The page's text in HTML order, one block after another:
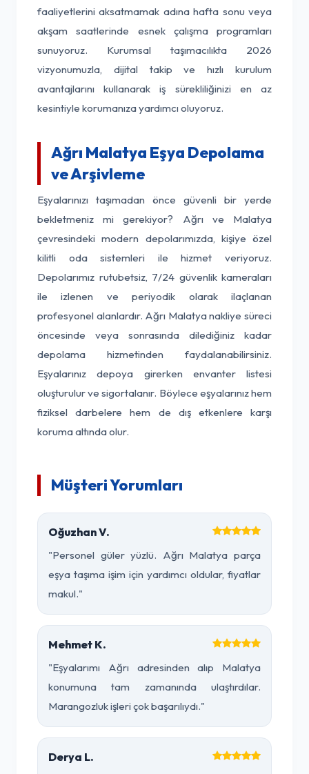
faaliyetlerini aksatmamak adına hafta sonu veya
akşam saatlerinde esnek çalışma programları
sunuyoruz. Kurumsal taşımacılıkta 2026
vizyonumuzla, dijital takip ve hızlı kurulum
avantajlarını kullanarak iş sürekliliğinizi en az
kesintiyle korumanıza yardımcı oluyoruz.
Ağrı Malatya Eşya Depolama
ve Arşivleme
Eşyalarınızı taşımadan önce güvenli bir yerde
bekletmeniz mi gerekiyor? Ağrı ve Malatya
çevresindeki modern depolarımızda, kişiye özel
kilitli oda sistemleri ile hizmet veriyoruz.
Depolarımız rutubetsiz, 7/24 güvenlik kameraları
ile izlenen ve periyodik olarak ilaçlanan
profesyonel alanlardır. Ağrı Malatya nakliye süreci
öncesinde veya sonrasında dilediğiniz kadar
depolama hizmetinden faydalanabilirsiniz.
Eşyalarınız depoya girerken envanter listesi
oluşturulur ve sigortalanır. Böylece eşyalarınız hem
fiziksel darbelere hem de dış etkenlere karşı
koruma altında olur.
Müşteri Yorumları
Oğuzhan V.
"Personel güler yüzlü. Ağrı Malatya parça
eşya taşıma işim için yardımcı oldular, fiyatlar
makul."
Mehmet K.
"Eşyalarımı Ağrı adresinden alıp Malatya
konumuna tam zamanında ulaştırdılar.
Marangozluk işleri çok başarılıydı."
Derya L.